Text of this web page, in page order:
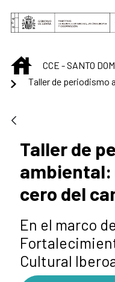
Saltar al contenido
INICIOCCE - SANTO
Taller de
ambiental:
cero del
En el marco
Cultural